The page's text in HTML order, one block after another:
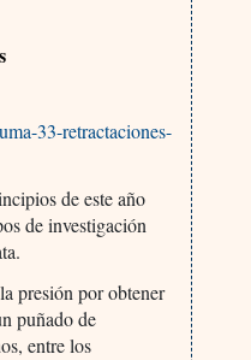
33-retractaciones-
de este año
de investigación
presión por obtener
puñado de
entre los